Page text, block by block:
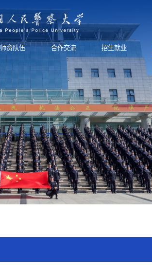
师资队伍 合作交流 招生就业